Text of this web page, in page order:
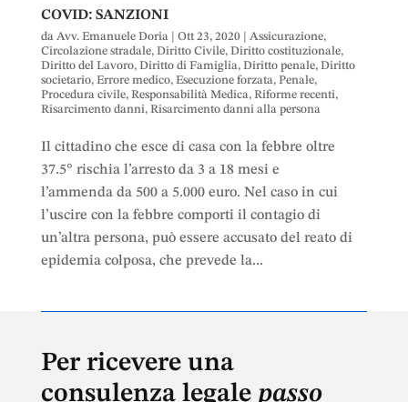
COVID: SANZIONI
da Avv. Emanuele Doria| Ott 23, 2020| Assicurazione,
Circolazione stradale, Diritto Civile, Diritto costituzionale,
Diritto del Lavoro, Diritto di Famiglia, Diritto penale, Diritto
societario, Errore medico, Esecuzione forzata, Penale,
Procedura civile, Responsabilità Medica, Riforme recenti,
Risarcimento danni, Risarcimento danni alla persona
Il cittadino che esce di casa con la febbre oltre
37.5° rischia l’arresto da 3 a 18 mesi e
l’ammenda da 500 a 5.000 euro. Nel caso in cui
l’uscire con la febbre comporti il contagio di
un’altra persona, può essere accusato del reato di
epidemia colposa, che prevede la...
Per ricevere una
consulenza legale passo